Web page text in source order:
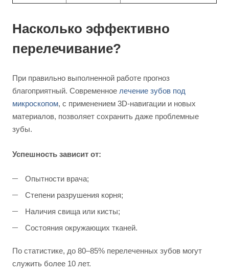
Насколько эффективно
перелечивание?
При правильно выполненной работе прогноз
благоприятный. Современное лечение зубов под
микроскопом, с применением 3D-навигации и новых
материалов, позволяет сохранить даже проблемные
зубы.
Успешность зависит от:
Опытности врача;
Степени разрушения корня;
Наличия свища или кисты;
Состояния окружающих тканей.
По статистике, до 80–85% перелеченных зубов могут
служить более 10 лет.